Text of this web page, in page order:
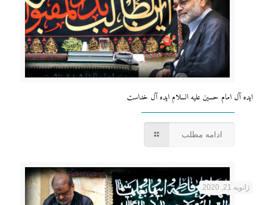
ایده آل امام حسین علیه السلام ایده آل خداست
ادامه مطلب
ژانویه 21, 2020